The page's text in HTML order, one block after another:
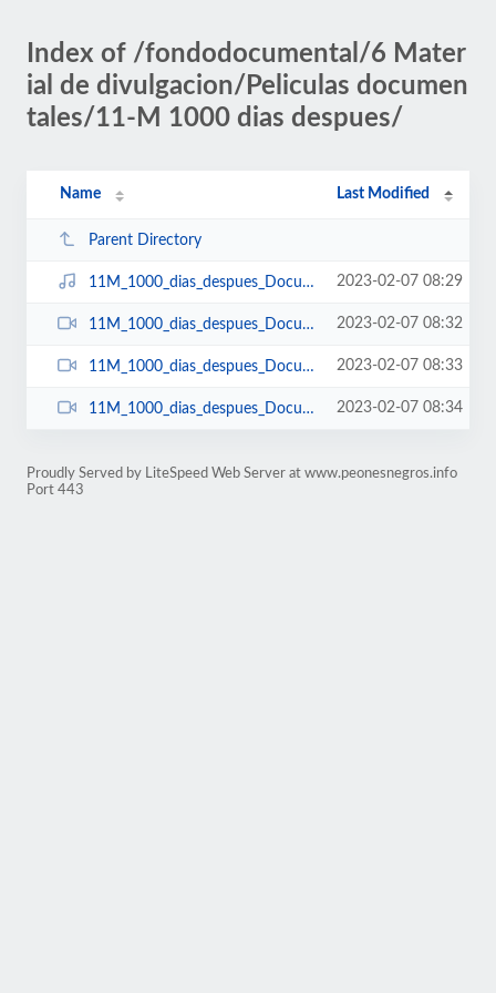
Index of /fondodocumental/6 Mater
ial de divulgacion/Peliculas documen
tales/11-M 1000 dias despues/
Name Last Modified
Parent Directory
11M_1000_dias_despues_Documental_Telemadrid_12-03-2007_Audio.mp3 2023-02-07 08:29
11M_1000_dias_despues_Documental_Telemadrid_12-03-2007_Parte2.avi 2023-02-07 08:32
11M_1000_dias_despues_Documental_Telemadrid_12-03-2007_Parte1.avi 2023-02-07 08:33
11M_1000_dias_despues_Documental_Telemadrid_12-03-2007_Parte3.avi 2023-02-07 08:34
Proudly Served by LiteSpeed Web Server at www.peonesnegros.info
Port 443